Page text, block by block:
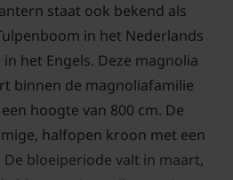
staat ook bekend als
in het Nederlands
in het Engels. Deze magnolia
binnen de magnoliafamilie
hoogte van 800 cm. De
halfopen kroon met een
bloeiperiode valt in maart,